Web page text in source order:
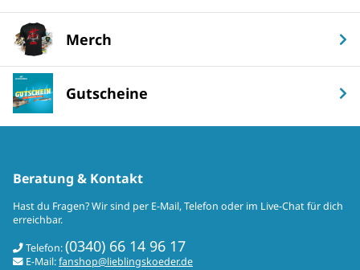
Merch
Gutscheine
Beratung & Kontakt
Hast du Fragen? Wir sind per E-Mail, Telefon oder im Live-Chat für dich
erreichbar.
Telefon:(0340) 66 14 96 17
E-Mail:fanshop@lieblingskoeder.de